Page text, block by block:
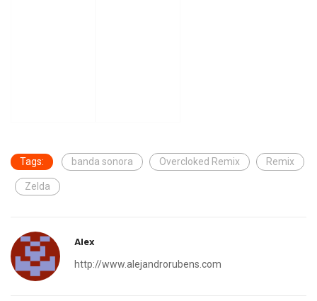
Tags: banda sonora Overcloked Remix Remix
Zelda
Alex
http://www.alejandrorubens.com